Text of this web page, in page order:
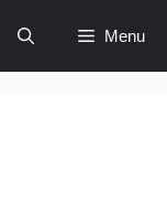
Menu